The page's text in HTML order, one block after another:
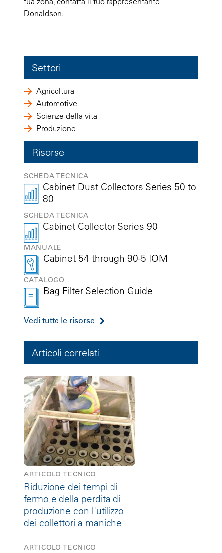
Donaldson.
Settori
Agricoltura
Automotive
Scienze della vita
Produzione
Risorse
SCHEDA TECNICA
Cabinet Dust Collectors Series 50 to
80
SCHEDA TECNICA
Cabinet Collector Series 90
MANUALE
Cabinet 54 through 90-5 IOM
CATALOGO
Bag Filter Selection Guide
Vedi tutte le risorse
Articoli correlati
ARTICOLO TECNICO
Riduzione dei tempi di
fermo e della perdita di
produzione con l'utilizzo
dei collettori a maniche
ARTICOLO TECNICO